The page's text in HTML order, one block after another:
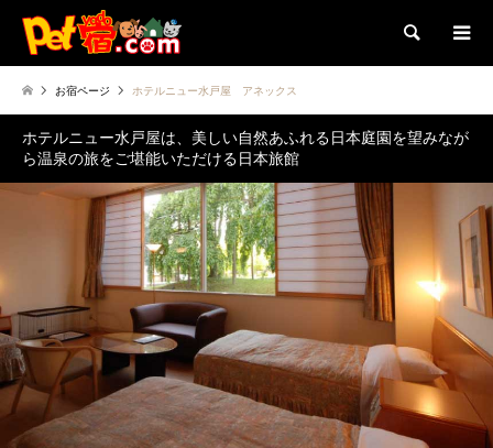
検索
お宿ページ ホテルニュー水戸屋 アネックス
ホテルニュー水戸屋は、美しい自然あふれる日本庭園を望みなが
ら温泉の旅をご堪能いただける日本旅館